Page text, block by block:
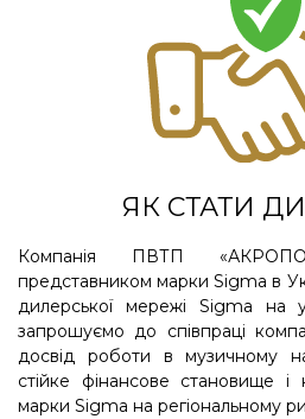
ЯК СТАТИ
Компанія ПВТП
представником марки Sigma в
дилерської мережі Sigma на
запрошуємо до співпраці
досвід роботи в музичному
стійке фінансове становище і
марки Sigma на регіональному